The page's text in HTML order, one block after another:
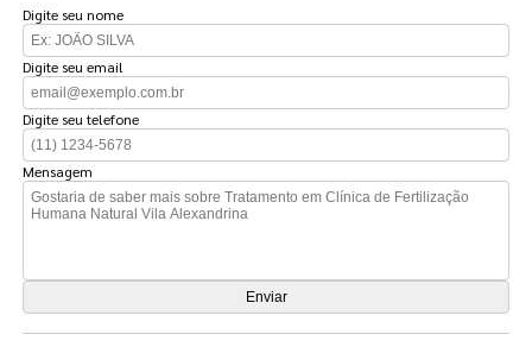
Digite seu nome
Digite seu email
Digite seu telefone
Mensagem